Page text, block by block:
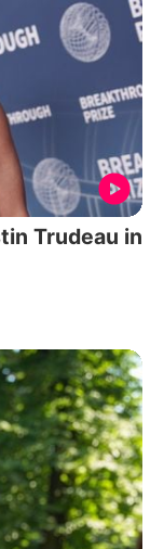
Trudeau in